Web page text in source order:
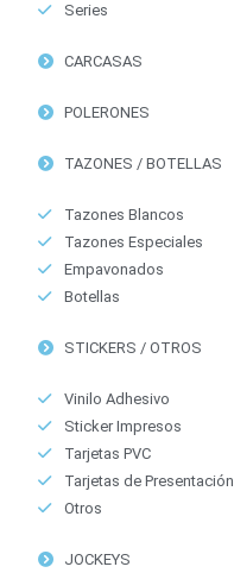
Series
CARCASAS
POLERONES
TAZONES / BOTELLAS
Tazones Blancos
Tazones Especiales
Empavonados
Botellas
STICKERS / OTROS
Vinilo Adhesivo
Sticker Impresos
Tarjetas PVC
Tarjetas de Presentación
Otros
JOCKEYS